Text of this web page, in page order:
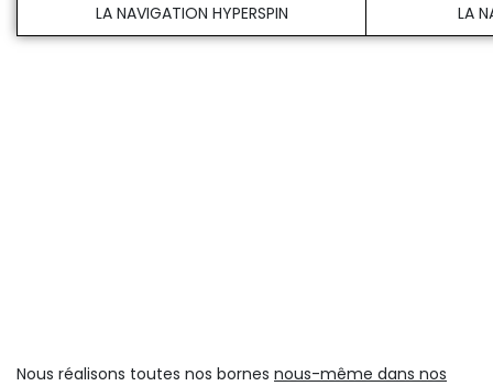
LA NAVIGATION HYPERSPIN LA
Nous réalisons toutes nos bornes nous-même dans nos